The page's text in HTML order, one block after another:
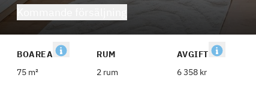
BOAREA
75 m²
RUM
2 rum
AVGIFT
6 358 kr